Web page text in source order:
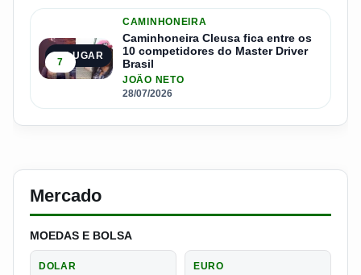
5º LUGAR
7
CAMINHONEIRA
Caminhoneira Cleusa fica entre os
10 competidores do Master Driver
Brasil
JOÃO NETO
28/07/2026
Mercado
MOEDAS E BOLSA
DOLAR EURO